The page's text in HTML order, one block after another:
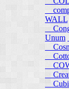
WALL
Unum